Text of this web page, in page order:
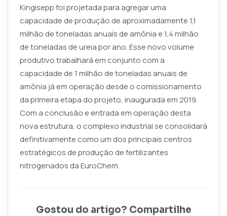
Kingisepp foi projetada para agregar uma
capacidade de produção de aproximadamente 1,1
milhão de toneladas anuais de amônia e 1,4 milhão
de toneladas de ureia por ano. Esse novo volume
produtivo trabalhará em conjunto com a
capacidade de 1 milhão de toneladas anuais de
amônia já em operação desde o comissionamento
da primeira etapa do projeto, inaugurada em 2019.
Com a conclusão e entrada em operação desta
nova estrutura, o complexo industrial se consolidará
definitivamente como um dos principais centros
estratégicos de produção de fertilizantes
nitrogenados da EuroChem.
Gostou do artigo? Compartilhe